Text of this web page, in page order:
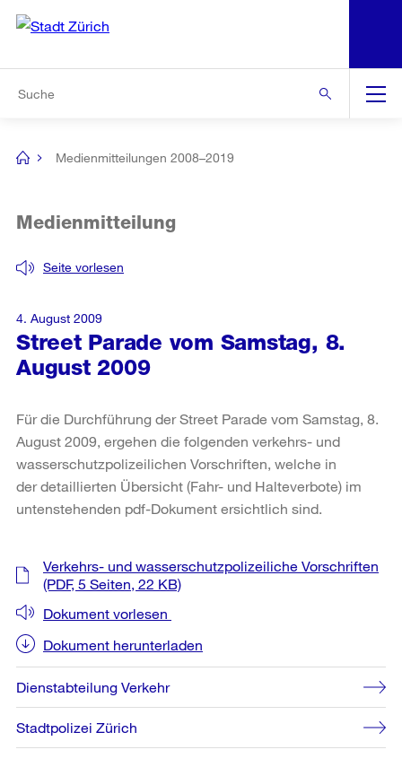
Navigation
[no
Medienmitteilungen 2008–2019
Street Parade vom Samstag, 8.
August 2009
Seite vorlesen
Medienmitteilung
4. August 2009
Für die Durchführung der Street Parade vom Samstag, 8.
August 2009, ergehen die folgenden verkehrs- und
wasserschutzpolizeilichen Vorschriften, welche in
der detaillierten Übersicht (Fahr- und Halteverbote) im
untenstehenden pdf-Dokument ersichtlich sind.
Weitere
Informationen
Verkehrs- und wasserschutzpolizeiliche Vorschriften
(PDF, 5 Seiten, 22 KB)
Dokument vorlesen
Dokument herunterladen
Dienstabteilung Verkehr
Stadtpolizei Zürich